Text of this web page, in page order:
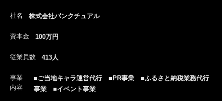
社名 株式会社パンクチュアル
資本金 100万円
従業員数 413人
事業
内容
■ご当地キャラ運営代行 ■PR事業 ■ふるさと納税業務代行
事業 ■イベント事業